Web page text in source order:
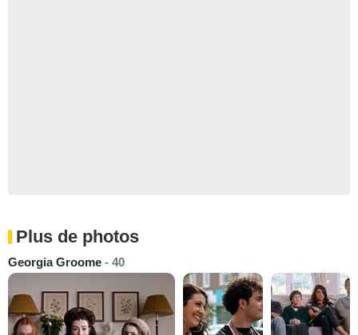
Plus de photos
Georgia Groome - 40